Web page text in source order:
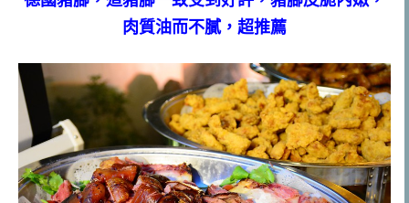
肉質油而不膩，超推薦